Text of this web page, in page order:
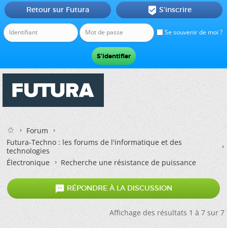
Se souvenir de moi ?
Retour sur Futura  S'inscrire
Forum
Futura-Techno : les forums de l'informatique et des
technologies
Électronique
Recherche une résistance de puissance
 RÉPONDRE À LA DISCUSSION
Affichage des résultats 1 à 7 sur 7